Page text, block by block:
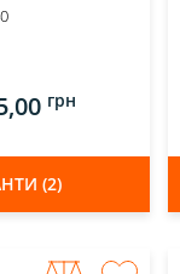
грн
(2)